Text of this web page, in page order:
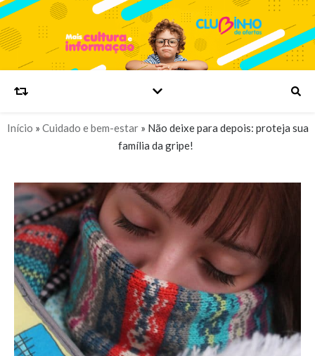
Início » Cuidado e bem-estar» Não deixe para depois: proteja sua
família da gripe!